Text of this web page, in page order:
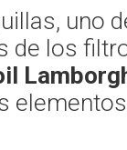
uno
de los